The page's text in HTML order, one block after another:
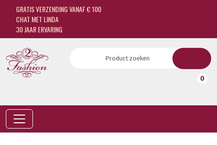
GRATIS VERZENDING VANAF € 100
CHAT MET LINDA
30 JAAR ERVARING
0